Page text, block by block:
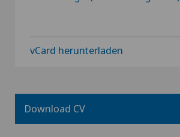
vCard herunterladen
Download CV